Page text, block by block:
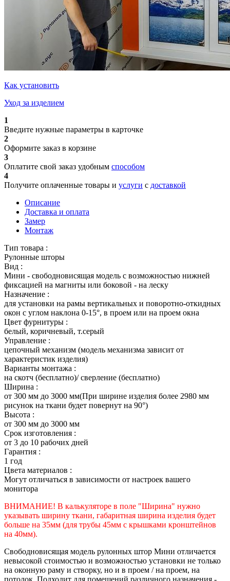
Как установить
Уход за изделием
1
Введите нужные параметры в карточке
2
Оформите заказ в корзине
3
Оплатите свой заказ удобным способом
4
Получите оплаченные товары и услуги с доставкой
Описание
Доставка и оплата
Замер
Монтаж
Тип товара :
Рулонные шторы
Вид :
Мини - свободновисящая модель с возможностью нижней
фиксацией на магниты или боковой - на леску
Назначение :
для установки на рамы вертикальных и поворотно-откидных
окон с углом наклона 0-15°, в проем или на проем окна
Цвет фурнитуры :
белый, коричневый, т.серый
Управление :
цепочный механизм (модель механизма зависит от
характеристик изделия)
Варианты монтажа :
на скотч (бесплатно)/ сверление (бесплатно)
Ширина :
от 300 мм до 3000 мм(При ширине изделия более 2980 мм
рисунок на ткани будет повернут на 90°)
Высота :
от 300 мм до 3000 мм
Срок изготовления :
от 3 до 10 рабочих дней
Гарантия :
1 год
Цвета материалов :
Могут отличаться в зависимости от настроек вашего
монитора
ВНИМАНИЕ! В калькуляторе в поле "Ширина" нужно
указывать ширину ткани, габаритная ширина изделия будет
больше на 35мм (для трубы 45мм с крышками кронштейнов
на 40мм).
Свободновисящая модель рулонных штор Мини отличается
невысокой стоимостью и возможностью установки не только
на оконную раму и створку, но и в проем / на проем, на